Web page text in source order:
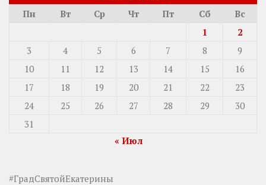
Пн
Вт Ср Чт Пт Сб
Вс
1
2
3
4 5 6 7 8
9
10
11 12 13 14 15
16
17
18 19 20 21 22
23
24
25 26 27 28 29
30
31
« Июл
#ГрадСвятойЕкатерины